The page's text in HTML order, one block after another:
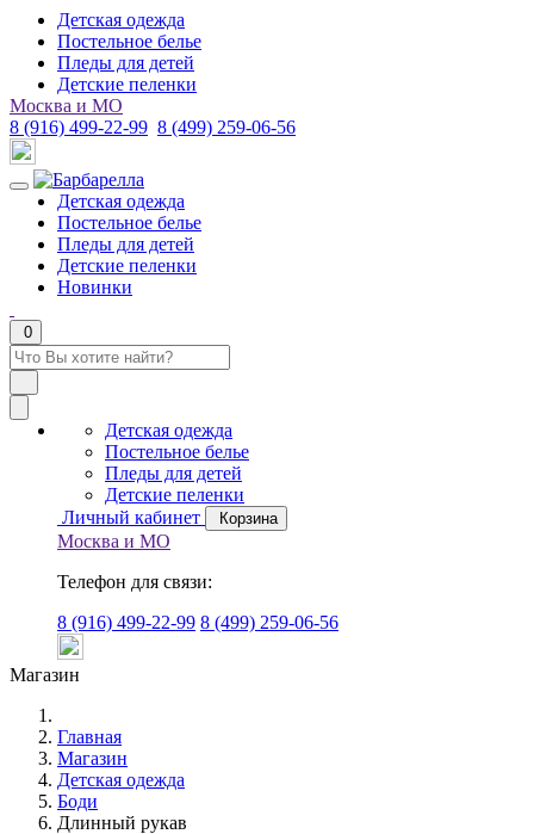
Детская одежда
Постельное белье
Пледы для детей
Детские пеленки
Москва и МО
8 (916) 499-22-99 8 (499) 259-06-56
Детская одежда
Постельное белье
Пледы для детей
Детские пеленки
Новинки
0
Детская одежда
Постельное белье
Пледы для детей
Детские пеленки
Личный кабинет
Корзина
Москва и МО
Телефон для связи:
8 (916) 499-22-99 8 (499) 259-06-56
Магазин
Главная
Магазин
Детская одежда
Боди
Длинный рукав